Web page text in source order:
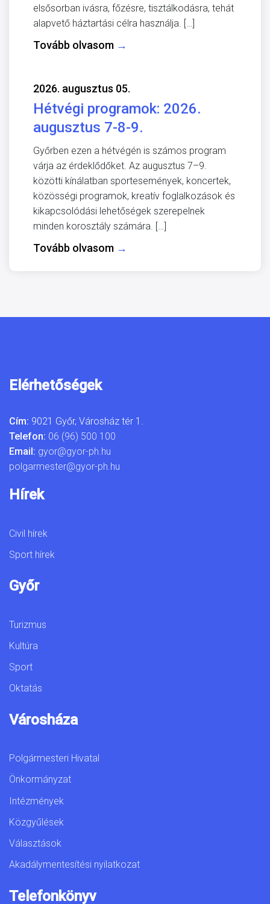
elsősorban ivásra, főzésre, tisztálkodásra, tehát
alapvető háztartási célra használja. […]
Tovább olvasom →
2026. augusztus 05.
Hétvégi programok: 2026.
augusztus 7-8-9.
Győrben ezen a hétvégén is számos program
várja az érdeklődőket. Az augusztus 7–9.
közötti kínálatban sportesemények, koncertek,
közösségi programok, kreatív foglalkozások és
kikapcsolódási lehetőségek szerepelnek
minden korosztály számára. […]
Tovább olvasom →
Elérhetőségek
Cím: 9021 Győr, Városház tér 1.
Telefon: 06 (96) 500 100
Email: gyor@gyor-ph.hu
polgarmester@gyor-ph.hu
Hírek
Civil hírek
Sport hírek
Győr
Turizmus
Kultúra
Sport
Oktatás
Városháza
Polgármesteri Hivatal
Önkormányzat
Intézmények
Közgyűlések
Választások
Akadálymentesítési nyilatkozat
Telefonkönyv